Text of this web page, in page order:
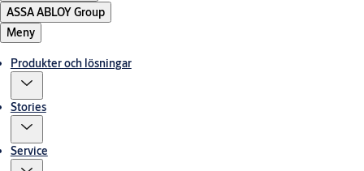
ASSA ABLOY Group
Meny
Produkter och lösningar
Stories
Service